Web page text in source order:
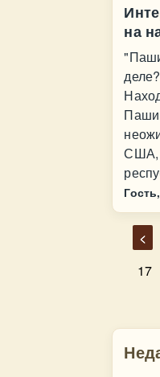
на
деле?
США,
Гость,
<
17